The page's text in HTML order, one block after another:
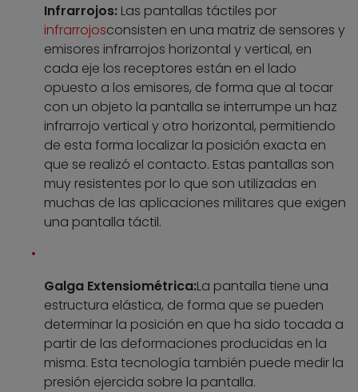
Infrarrojos: Las pantallas táctiles por
infrarrojosconsisten en una matriz de sensores y
emisores infrarrojos horizontal y vertical, en
cada eje los receptores están en el lado
opuesto a los emisores, de forma que al tocar
con un objeto la pantalla se interrumpe un haz
infrarrojo vertical y otro horizontal, permitiendo
de esta forma localizar la posición exacta en
que se realizó el contacto. Estas pantallas son
muy resistentes por lo que son utilizadas en
muchas de las aplicaciones militares que exigen
una pantalla táctil.
Galga Extensiométrica:La pantalla tiene una
estructura elástica, de forma que se pueden
determinar la posición en que ha sido tocada a
partir de las deformaciones producidas en la
misma. Esta tecnología también puede medir la
presión ejercida sobre la pantalla.